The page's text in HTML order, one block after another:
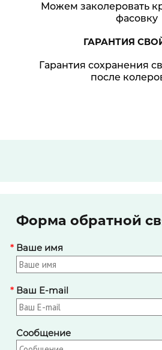
Можем заколеровать
фасовку
ГАРАНТИЯ
Гарантия сохранения
после
Форма обратной
Ваше имя
*
Ваш E-mail
*
Сообщение